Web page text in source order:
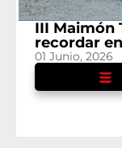
III Maimón
recordar
01 Junio, 2026